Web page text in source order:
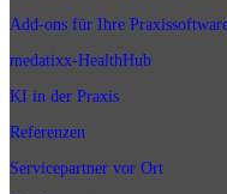
Add-ons für Ihre
medatixx-HealthHub
KI in der Praxis
Referenzen
Servicepartner vor Ort